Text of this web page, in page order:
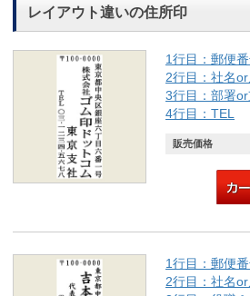
レイアウト違いの住所印
1行目：郵便
2行目：社名or
3行目：部署or
4行目：TEL
販売価格
1行目：郵便
2行目：社名or